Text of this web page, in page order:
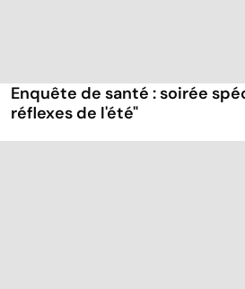
Enquête de santé : soirée
réflexes de l'été"